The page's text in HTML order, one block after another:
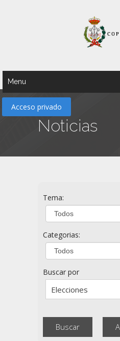
Menu
Acceso privado
Noticias
Tema:
Categorias:
Buscar por